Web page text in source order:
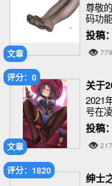
文章
尊敬
码功
录。
修复
投稿
文章
评分：0
关于
2021
号在
号密
投稿
评分：1820
绅士